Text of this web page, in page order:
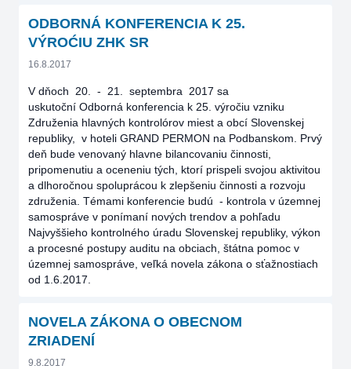
ODBORNÁ KONFERENCIA K 25.
VÝROĆIU ZHK SR
16.8.2017
V dňoch 20. - 21. septembra 2017 sa
uskutoční Odborná konferencia k 25. výročiu vzniku
Združenia hlavných kontrolórov miest a obcí Slovenskej
republiky, v hoteli GRAND PERMON na Podbanskom. Prvý
deň bude venovaný hlavne bilancovaniu činnosti,
pripomenutiu a oceneniu tých, ktorí prispeli svojou aktivitou
a dlhoročnou spoluprácou k zlepšeniu činnosti a rozvoju
združenia. Témami konferencie budú - kontrola v územnej
samospráve v ponímaní nových trendov a pohľadu
Najvyššieho kontrolného úradu Slovenskej republiky, výkon
a procesné postupy auditu na obciach, štátna pomoc v
územnej samospráve, veľká novela zákona o sťažnostiach
od 1.6.2017.
NOVELA ZÁKONA O OBECNOM
ZRIADENÍ
9.8.2017